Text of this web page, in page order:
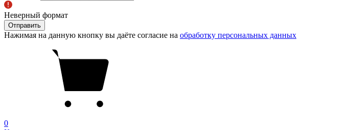
Неверный формат
Отправить
Нажимая на данную кнопку вы даёте согласие на обработку персональных данных
0